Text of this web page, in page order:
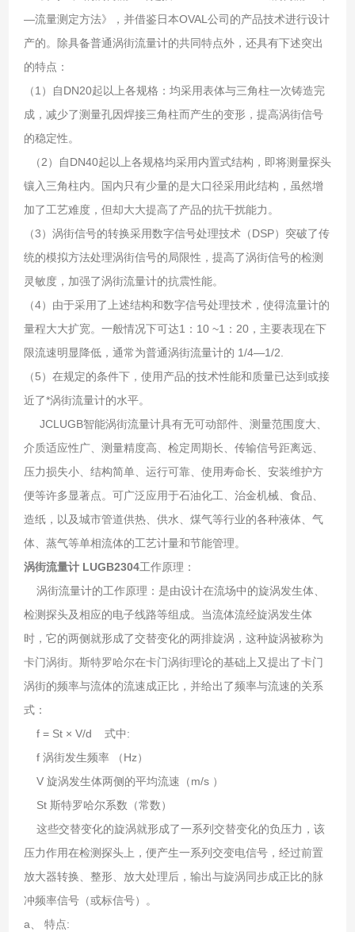
—流量测定方法》，并借鉴日本OVAL公司的产品技术进行设计
产的。除具备普通涡街流量计的共同特点外，还具有下述突出
的特点：
（1）自DN20起以上各规格：均采用表体与三角柱一次铸造完
成，减少了测量孔因焊接三角柱而产生的变形，提高涡街信号
的稳定性。
（2）自DN40起以上各规格均采用内置式结构，即将测量探头
镶入三角柱内。国内只有少量的是大口径采用此结构，虽然增
加了工艺难度，但却大大提高了产品的抗干扰能力。
（3）涡街信号的转换采用数字信号处理技术（DSP）突破了传
统的模拟方法处理涡街信号的局限性，提高了涡街信号的检测
灵敏度，加强了涡街流量计的抗震性能。
（4）由于采用了上述结构和数字信号处理技术，使得流量计的
量程大大扩宽。一般情况下可达1：10 ~1：20，主要表现在下
限流速明显降低，通常为普通涡街流量计的 1/4—1/2.
（5）在规定的条件下，使用产品的技术性能和质量已达到或接
近了*涡街流量计的水平。
JCLUGB智能涡街流量计具有无可动部件、测量范围度大、
介质适应性广、测量精度高、检定周期长、传输信号距离远、
压力损失小、结构简单、运行可靠、使用寿命长、安装维护方
便等许多显著点。可广泛应用于石油化工、治金机械、食品、
造纸，以及城市管道供热、供水、煤气等行业的各种液体、气
体、蒸气等单相流体的工艺计量和节能管理。
涡街流量计 LUGB2304工作原理：
涡街流量计的工作原理：是由设计在流场中的旋涡发生体、
检测探头及相应的电子线路等组成。当流体流经旋涡发生体
时，它的两侧就形成了交替变化的两排旋涡，这种旋涡被称为
卡门涡街。斯特罗哈尔在卡门涡街理论的基础上又提出了卡门
涡街的频率与流体的流速成正比，并给出了频率与流速的关系
式：
f = St × V/d 式中:
f 涡街发生频率 （Hz）
V 旋涡发生体两侧的平均流速（m/s ）
St 斯特罗哈尔系数（常数）
这些交替变化的旋涡就形成了一系列交替变化的负压力，该
压力作用在检测探头上，便产生一系列交变电信号，经过前置
放大器转换、整形、放大处理后，输出与旋涡同步成正比的脉
冲频率信号（或标信号）。
a、 特点: